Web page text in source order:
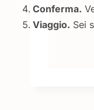
Conferma.
Viaggio. Sei